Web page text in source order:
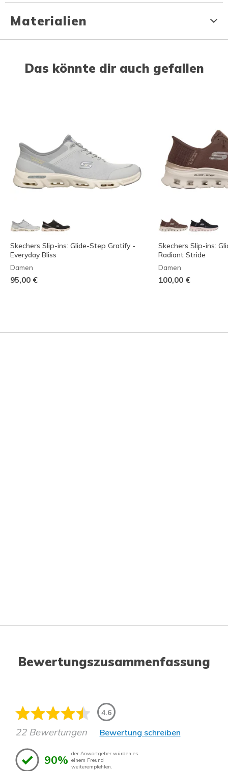
Materialien
Das könnte dir auch gefallen
Skechers Slip-ins: Glide-Step Gratify -
Everyday Bliss
Damen
95,00 €
Skechers Slip-ins:
Radiant Stride
Damen
100,00 €
Bewertungszusammenfassung
4.6
22 Bewertungen Bewertung schreiben
90% der Anwortgeber würden es
einem Freund
weiterempfehlen.